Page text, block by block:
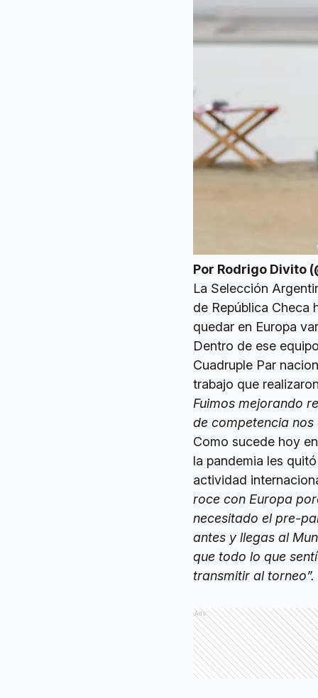
Por Rodrigo Divito
La Selección
de República Checa
quedar en Europa
Dentro de ese
Cuadruple Par
trabajo que
Fuimos mejorando
de competencia nos
Como sucede hoy
la pandemia les
actividad
roce con Europa
necesitado el pre-
antes y llegas al
que todo lo que
transmitir al torneo”.
Ads